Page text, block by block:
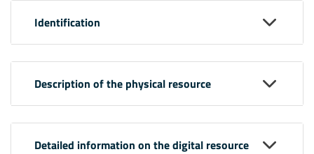
Identification
Description of the physical resource
Detailed information on the digital resource